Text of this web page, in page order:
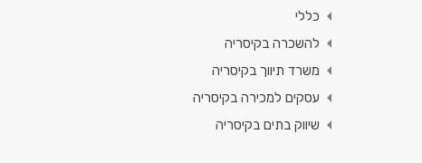
כללי
להשכרה בקיסריה
משרד תיווך בקיסריה
עסקים למכירה בקיסריה
שיווק בתים בקיסריה